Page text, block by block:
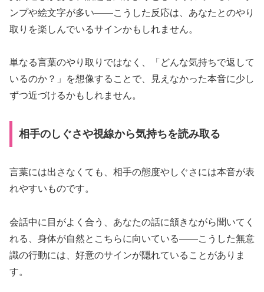
ンプや絵文字が多い――こうした反応は、あなたとのやり
取りを楽しんでいるサインかもしれません。
単なる言葉のやり取りではなく、「どんな気持ちで返して
いるのか？」を想像することで、見えなかった本音に少し
ずつ近づけるかもしれません。
相手のしぐさや視線から気持ちを読み取る
言葉には出さなくても、相手の態度やしぐさには本音が表
れやすいものです。
会話中に目がよく合う、あなたの話に頷きながら聞いてく
れる、身体が自然とこちらに向いている――こうした無意
識の行動には、好意のサインが隠れていることがありま
す。